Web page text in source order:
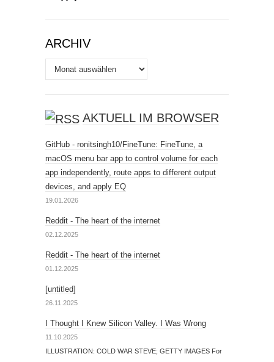
ARCHIV
Archiv
AKTUELL IM BROWSER
GitHub - ronitsingh10/FineTune: FineTune, a
macOS menu bar app to control volume for each
app independently, route apps to different output
devices, and apply EQ
19.01.2026
Reddit - The heart of the internet
02.12.2025
Reddit - The heart of the internet
01.12.2025
[untitled]
26.11.2025
I Thought I Knew Silicon Valley. I Was Wrong
11.10.2025
ILLUSTRATION: COLD WAR STEVE; GETTY IMAGES For